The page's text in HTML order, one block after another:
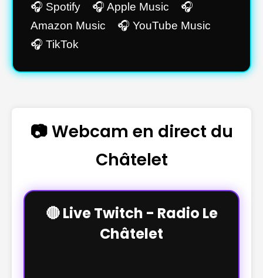
🎧 Spotify 🎧 Apple Music 🎧
Amazon Music 🎧 YouTube Music
🎧 TikTok
📷 Webcam en direct du
Châtelet
🔴 Live Twitch - Radio Le
Châtelet